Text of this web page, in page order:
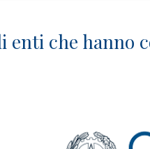
enti che hanno